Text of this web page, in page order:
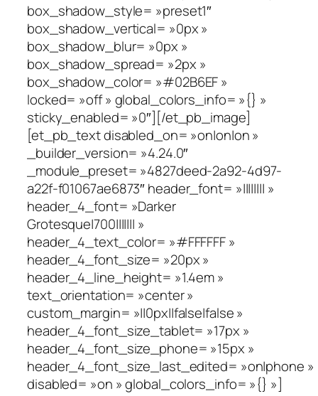
box_shadow_style= »preset1″
box_shadow_vertical= »0px »
box_shadow_blur= »0px »
box_shadow_spread= »2px »
box_shadow_color= »#02B6EF »
locked= »off » global_colors_info= »{} »
sticky_enabled= »0″][/et_pb_image]
[et_pb_text disabled_on= »on|on|on »
_builder_version= »4.24.0″
_module_preset= »4827deed-2a92-4d97-
a22f-f01067ae6873″ header_font= »|||||||| »
header_4_font= »Darker
Grotesque|700||||||| »
header_4_text_color= »#FFFFFF »
header_4_font_size= »20px »
header_4_line_height= »1.4em »
text_orientation= »center »
custom_margin= »||0px||false|false »
header_4_font_size_tablet= »17px »
header_4_font_size_phone= »15px »
header_4_font_size_last_edited= »on|phone »
disabled= »on » global_colors_info= »{} »]